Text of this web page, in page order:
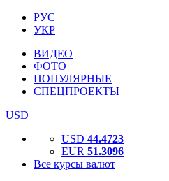
РУС
УКР
ВИДЕО
ФОТО
ПОПУЛЯРНЫЕ
СПЕЦПРОЕКТЫ
USD
USD 44.4723
EUR 51.3096
Все курсы валют